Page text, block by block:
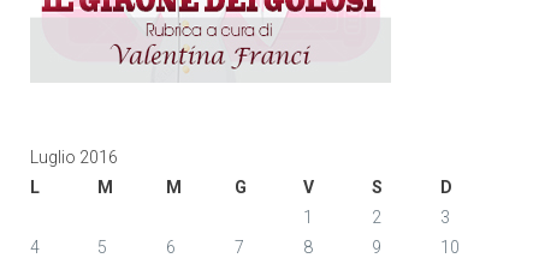
Luglio 2016
L
M M G V S
D
1
2
3
4
5 6 7 8 9
10